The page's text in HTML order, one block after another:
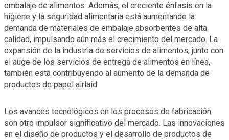
embalaje de alimentos. Además, el creciente énfasis en la
higiene y la seguridad alimentaria está aumentando la
demanda de materiales de embalaje absorbentes de alta
calidad, impulsando aún más el crecimiento del mercado. La
expansión de la industria de servicios de alimentos, junto con
el auge de los servicios de entrega de alimentos en línea,
también está contribuyendo al aumento de la demanda de
productos de papel airlaid.
Los avances tecnológicos en los procesos de fabricación
son otro impulsor significativo del mercado. Las innovaciones
en el diseño de productos y el desarrollo de productos de